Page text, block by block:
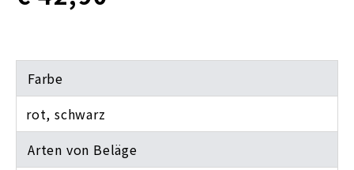
Farbe
rot, schwarz
Arten von Beläge